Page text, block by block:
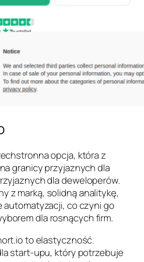
opcja, która z
granicy przyjaznych dla
dla deweloperów.
z marką, solidną analitykę,
automatyzacji, co czyni go
dla rosnących firm.
to elastyczność.
start-upu, który potrzebuje